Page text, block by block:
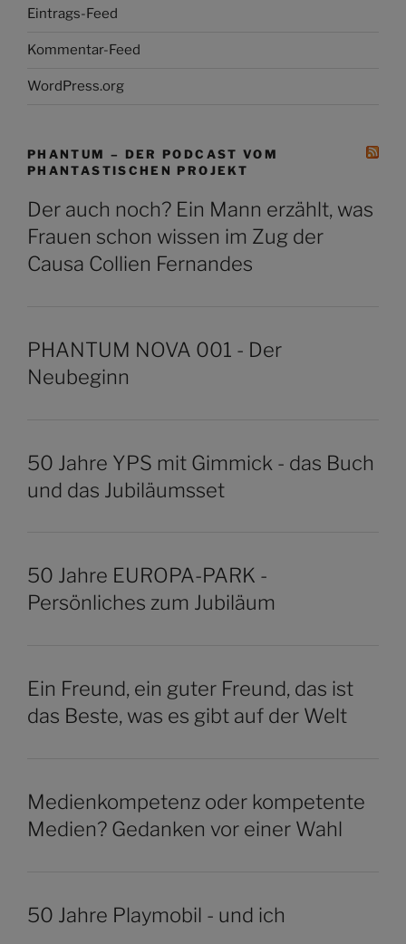
Eintrags-Feed
Kommentar-Feed
WordPress.org
PHANTUM – DER PODCAST VOM
PHANTASTISCHEN PROJEKT
Der auch noch? Ein Mann erzählt, was
Frauen schon wissen im Zug der
Causa Collien Fernandes
PHANTUM NOVA 001 - Der
Neubeginn
50 Jahre YPS mit Gimmick - das Buch
und das Jubiläumsset
50 Jahre EUROPA-PARK -
Persönliches zum Jubiläum
Ein Freund, ein guter Freund, das ist
das Beste, was es gibt auf der Welt
Medienkompetenz oder kompetente
Medien? Gedanken vor einer Wahl
50 Jahre Playmobil - und ich